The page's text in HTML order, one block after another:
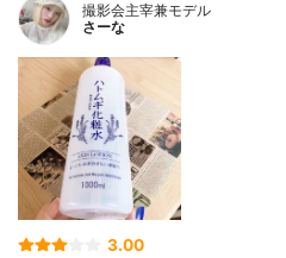
撮影会主宰兼モデル
さーな
3.00